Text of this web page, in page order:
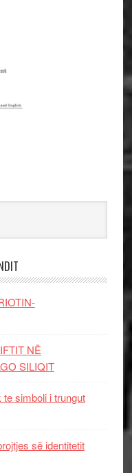
NË
SILIQIT
simboli i trungut
së identitetit